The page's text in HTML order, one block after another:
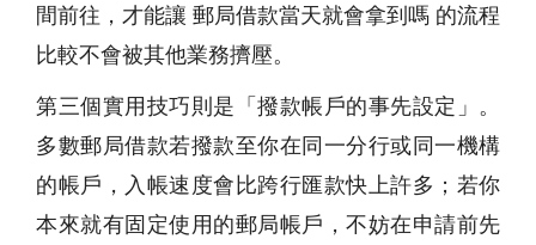
間前往，才能讓 郵局借款當天就會拿到嗎 的流程
比較不會被其他業務擠壓。
第三個實用技巧則是「撥款帳戶的事先設定」。
多數郵局借款若撥款至你在同一分行或同一機構
的帳戶，入帳速度會比跨行匯款快上許多；若你
本來就有固定使用的郵局帳戶，不妨在申請前先